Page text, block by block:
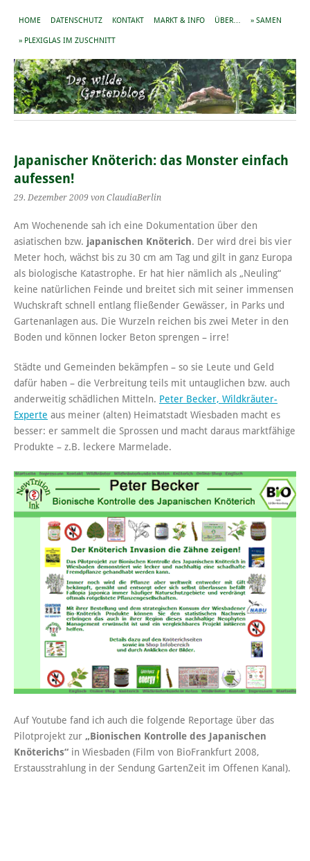
HOME DATENSCHUTZ KONTAKT MARKT & INFO ÜBER… » SAMEN
» PLEXIGLAS IM ZUSCHNITT
Japanischer Knöterich: das Monster einfach
aufessen!
29. Dezember 2009 von ClaudiaBerlin
Am Wochenende sah ich eine Dokumentation über den
asiatischen bzw. japanischen Knöterich. Der wird drei bis vier
Meter hoch, wächst bis zu 30 cm am Tag und gilt in ganz Europa
als biologische Katastrophe. Er hat hier nämlich als „Neuling“
keine natürlichen Feinde und breitet sich mit seiner immensen
Wuchskraft schnell entlang fließender Gewässer, in Parks und
Gartenanlagen aus. Die Wurzeln reichen bis zwei Meter in den
Boden und können locker Beton sprengen – irre!
Städte und Gemeinden bekämpfen – so sie Leute und Geld
dafür haben – die Verbreitung teils mit untauglichen bzw. auch
anderweitig schädlichen Mitteln. Peter Becker, Wildkräuter-
Experte aus meiner (alten) Heimatstadt Wiesbaden macht es
besser: er sammelt die Sprossen und macht daraus marktfähige
Produkte – z.B. leckere Marmelade.
Auf Youtube fand ich auch die folgende Reportage über das
Pilotprojekt zur „Bionischen Kontrolle des Japanischen
Knöterichs“ in Wiesbaden (Film von BioFrankfurt 2008,
Erstausstrahlung in der Sendung GartenZeit im Offenen Kanal).